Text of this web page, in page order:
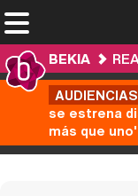
BEKIA
AUDIENCIAS
se estrena
más que uno'